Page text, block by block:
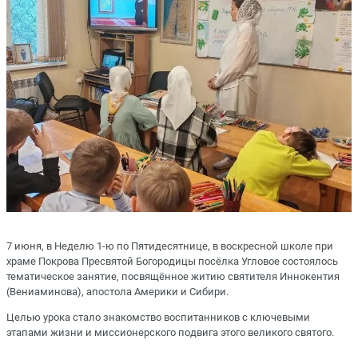
7 июня, в Неделю 1-ю по Пятидесятнице, в воскресной школе при
храме Покрова Пресвятой Богородицы посёлка Угловое состоялось
тематическое занятие, посвящённое житию святителя Иннокентия
(Вениаминова), апостола Америки и Сибири.
Целью урока стало знакомство воспитанников с ключевыми
этапами жизни и миссионерского подвига этого великого святого.